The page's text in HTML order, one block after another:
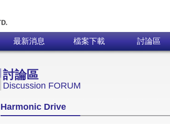
最新消息 檔案下載 討論區
討論區
Discussion FORUM
Harmonic Drive